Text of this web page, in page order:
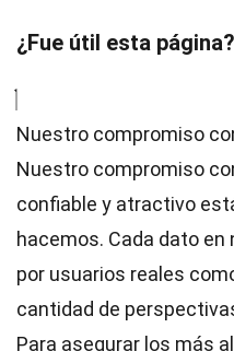
¿Fue útil esta
Nuestro compromiso
Nuestro compromiso
confiable y atractivo
hacemos. Cada dato
por usuarios reales
cantidad de
Para asegurar los más